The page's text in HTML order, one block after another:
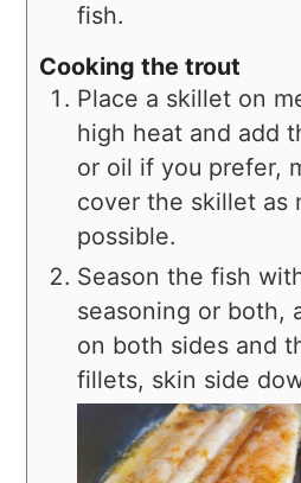
fish.
Cooking the trout
Place a skillet on
high heat and add
or oil if you prefer,
cover the skillet as
possible.
Season the fish
seasoning or both,
on both sides and
fillets, skin side